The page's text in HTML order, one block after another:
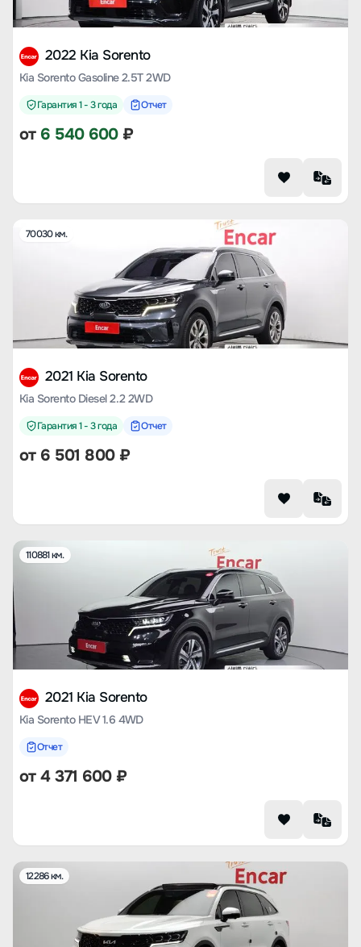
2022 Kia Sorento
Kia Sorento Gasoline 2.5T 2WD
Гарантия 1 - 3 года Отчет
от 6 540 600₽
70030 км.
2021 Kia Sorento
Kia Sorento Diesel 2.2 2WD
Гарантия 1 - 3 года Отчет
от 6 501 800₽
110881 км.
2021 Kia Sorento
Kia Sorento HEV 1.6 4WD
Отчет
от4 371 600₽
12286 км.